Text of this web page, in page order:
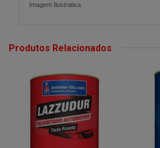
Imagem Ilustrativa.
Produtos Relacionados